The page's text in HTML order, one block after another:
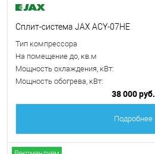
Сплит-система JAX ACY-07HE
Тип компрессора
На помещение до, кв.м
Мощность охлаждения, кВт:
Мощность обогрева, кВт:
38 000 руб.
Подробнее